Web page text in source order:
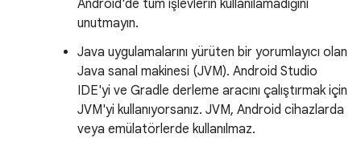
Android'de tüm işlevlerin kullanılamadığını
unutmayın.
Java uygulamalarını yürüten bir yorumlayıcı olan
Java sanal makinesi (JVM). Android Studio
IDE'yi ve Gradle derleme aracını çalıştırmak için
JVM'yi kullanıyorsanız. JVM, Android cihazlarda
veya emülatörlerde kullanılmaz.